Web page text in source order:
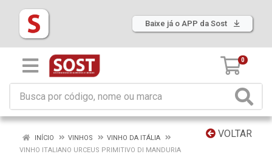
Baixe já o APP da Sost
0
VOLTAR
INÍCIO VINHOS
VINHO DA ITÁLIA
VINHO ITALIANO URCEUS PRIMITIVO DI MANDURIA